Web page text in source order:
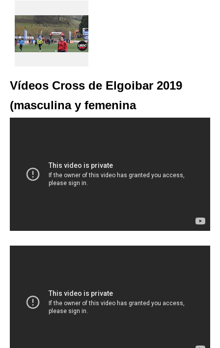
Vídeos Cross de Elgoibar 2019
(masculina y femenina